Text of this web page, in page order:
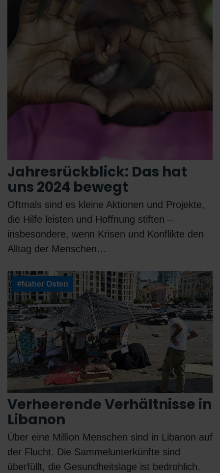
Jahresrückblick: Das hat
uns 2024 bewegt
Oftmals sind es kleine Aktionen und Projekte,
die Hilfe leisten und Hoffnung stiften –
insbesondere, wenn Krisen und Konflikte den
Alltag der Menschen…
#Naher Osten
Verheerende Verhältnisse in
Libanon
Über eine Million Menschen sind in Libanon auf
der Flucht. Die Sammelunterkünfte sind
überfüllt, die Gesundheitslage ist bedrohlich.